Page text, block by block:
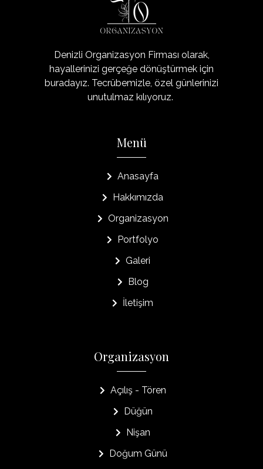
Organizasyon20
Denizli Organizasyon Firması olarak,
hayallerinizi gerçeğe dönüştürmek için
buradayız. Tecrübemizle, özel günlerinizi
unutulmaz kılıyoruz.
Menü
Anasayfa
Hakkımızda
Organizasyon
Portfolyo
Galeri
Blog
İletişim
Organizasyon
Açılış - Tören
Düğün
Nişan
Doğum Günü